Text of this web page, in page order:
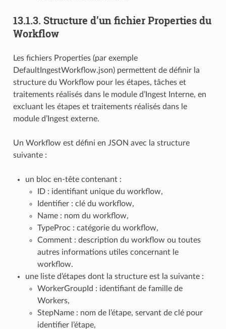
13.1.3. Structure d’un fichier Properties du
Workflow
Les fichiers Properties (par exemple
DefaultIngestWorkflow.json) permettent de définir la
structure du Workflow pour les étapes, tâches et
traitements réalisés dans le module d’Ingest Interne, en
excluant les étapes et traitements réalisés dans le
module d’Ingest externe.
Un Workflow est défini en JSON avec la structure
suivante :
un bloc en-tête contenant :
ID : identifiant unique du workflow,
Identifier : clé du workflow,
Name : nom du workflow,
TypeProc : catégorie du workflow,
Comment : description du workflow ou toutes
autres informations utiles concernant le
workflow.
une liste d’étapes dont la structure est la suivante :
WorkerGroupId : identifiant de famille de
Workers,
StepName : nom de l’étape, servant de clé pour
identifier l’étape,